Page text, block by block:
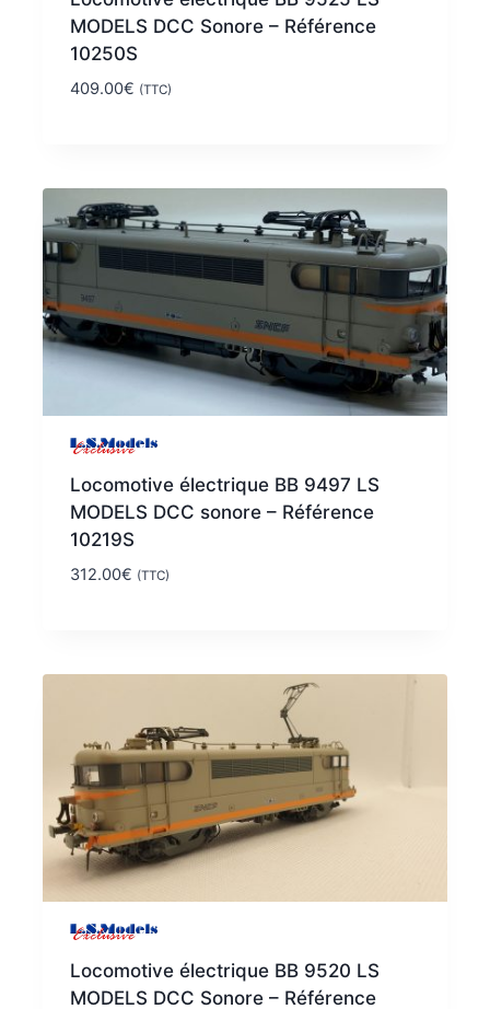
MODELS DCC Sonore – Référence
10250S
409.00€ (TTC)
Locomotive électrique BB 9497 LS
MODELS DCC sonore – Référence
10219S
312.00€ (TTC)
Locomotive électrique BB 9520 LS
MODELS DCC Sonore – Référence